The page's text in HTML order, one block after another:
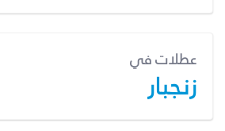
عطلات في
زنجبار